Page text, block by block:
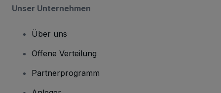
Unser Unternehmen
Über uns
Offene Verteilung
Partnerprogramm